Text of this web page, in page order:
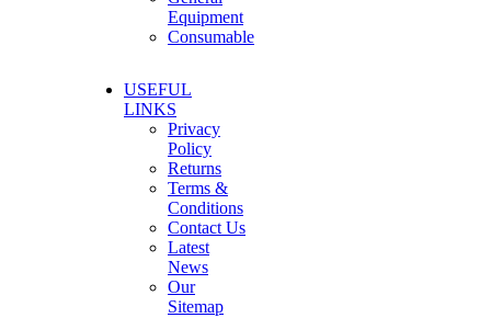
Equipment
Consumable
USEFUL
LINKS
Privacy
Policy
Returns
Terms &
Conditions
Contact Us
Latest
News
Our
Sitemap